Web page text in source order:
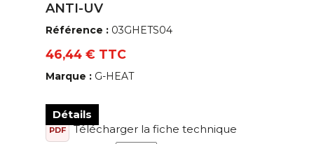
ANTI-UV
Référence : 03GHETS04
46,44 € TTC
Marque : G-HEAT
Détails
PDF
Télécharger la fiche technique